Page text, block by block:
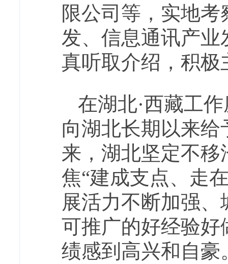
限公司等，实地
发、信息通讯产
真听取介绍，积
在湖北·西藏工
向湖北长期以来
来，湖北坚定不
焦“建成支点、走
展活力不断加强
可推广的好经验
绩感到高兴和自豪